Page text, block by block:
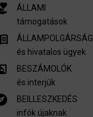
ÁLLAMI
támogatások
ÁLLAMPOLGÁRSÁG
és hivatalos ügyek
BESZÁMOLÓK
és interjúk
BEILLESZKEDÉS
infók újaknak